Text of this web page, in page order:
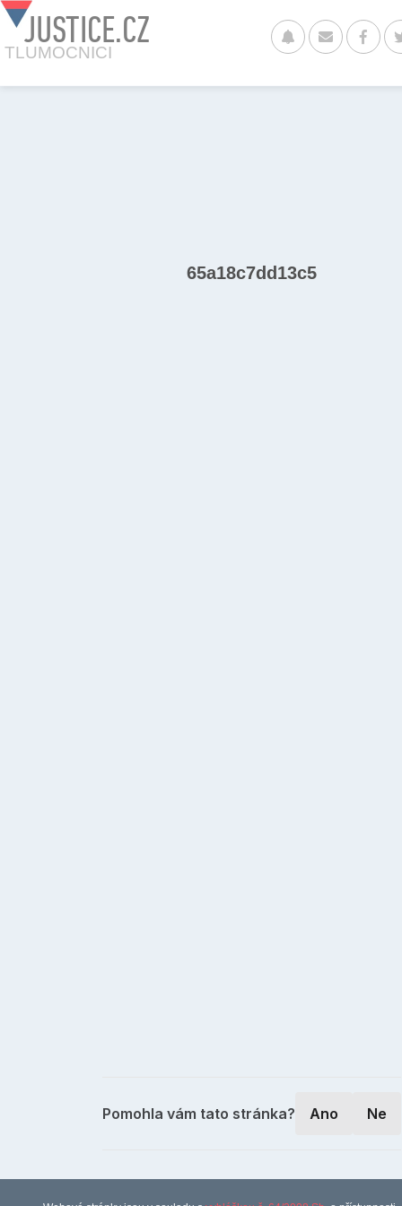
JUSTICE.CZ
TLUMOCNICI
65a18c7dd13c5
Pomohla vám tato stránka? Ano Ne